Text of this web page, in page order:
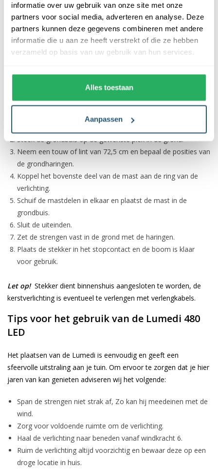
informatie over uw gebruik van onze site met onze
partners voor social media, adverteren en analyse. Deze
partners kunnen deze gegevens combineren met andere
informatie die u aan ze heeft verstrekt of die ze hebben
verzameld op basis van uw gebruik van hun services.
Alles toestaan
Aanpassen
Voorzien van een tijdschakelaar
Voorzien van timerstand
Het plaatsen van de Lumedi 480 LED
Haal de lichtstrengen, mast en accessoires uit de doos en
Steek de grondbuis op de gewenste plek in de grond.
Neem een touw of lint van 72,5 cm en bepaal de posities van
de grondharingen.
Koppel het bovenste deel van de mast aan de ring van de
verlichting.
Schuif de mastdelen in elkaar en plaatst de mast in de
grondbuis.
Sluit de uiteinden.
Zet de strengen vast in de grond met de haringen.
Plaats de stekker in het stopcontact en de boom is klaar
voor gebruik.
Let op!Stekker dient binnenshuis aangesloten te worden, de
kerstverlichting is eventueel te verlengen met verlengkabels.
Tips voor het gebruik van de Lumedi 480
LED
Het plaatsen van de Lumedi is eenvoudig en geeft een
sfeervolle uitstraling aan je tuin. Om ervoor te zorgen dat je hier
jaren van kan genieten adviseren wij het volgende:
Span de strengen niet strak af, Zo kan hij meedeinen met de
wind.
Zorg voor voldoende ruimte om de verlichting.
Haal de verlichting naar beneden vanaf windkracht 6.
Ruim de verlichting altijd voorzichtig en bewaar deze op een
droge locatie in huis.